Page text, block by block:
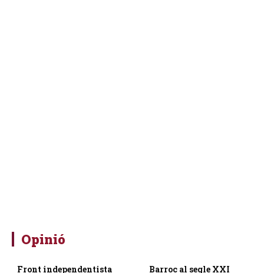
Opinió
Front independentista Barroc al segle XXI